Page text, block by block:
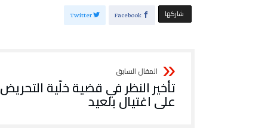
‫‫ شاركها‬ Facebook
Twitter
تأخير النظر في قضية خلّية التحريض
على اغتيال بلعيد